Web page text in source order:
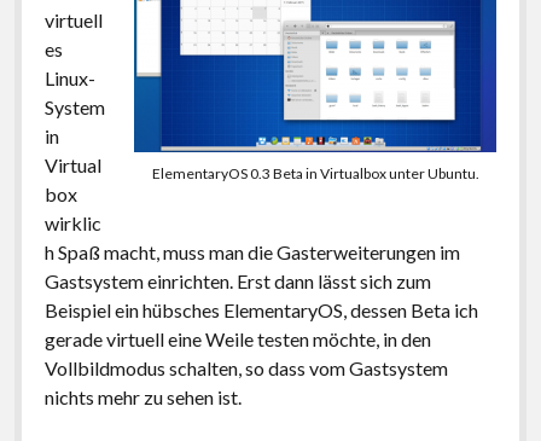
ElementaryOS 0.3 Beta in Virtualbox unter Ubuntu.
virtuell
es
Linux-
System
in
Virtual
box
wirklic
h Spaß macht, muss man die Gasterweiterungen im
Gastsystem einrichten. Erst dann lässt sich zum
Beispiel ein hübsches ElementaryOS, dessen Beta ich
gerade virtuell eine Weile testen möchte, in den
Vollbildmodus schalten, so dass vom Gastsystem
nichts mehr zu sehen ist.